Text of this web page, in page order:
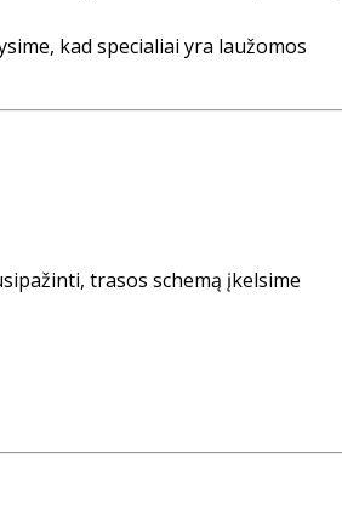
kad specialiai yra laužomos
trasos schemą įkelsime